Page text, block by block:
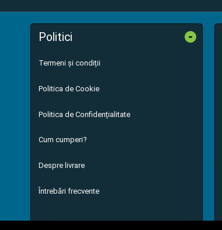
Politici -
Termeni și condiții
Politica de Cookie
Politica de Confidențialitate
Cum cumperi?
Despre livrare
Întrebări frecvente